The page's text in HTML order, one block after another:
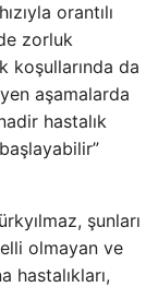
orantılı
zorluk
koşullarında da
aşamalarda
hastalık
şunları
olmayan ve
hastalıkları,